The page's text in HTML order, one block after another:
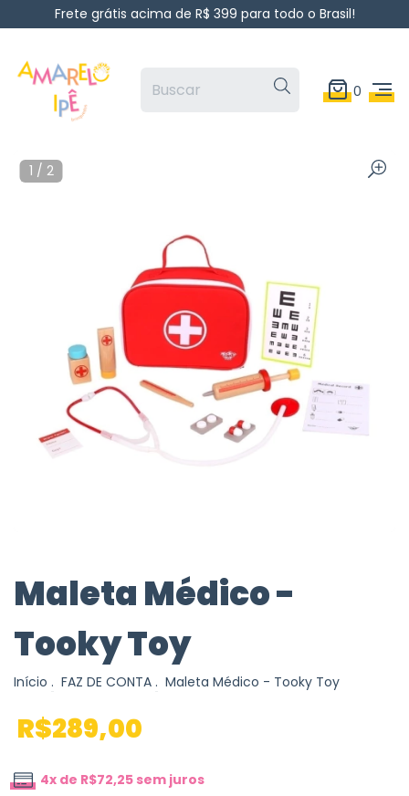
Frete grátis acima de R$ 399 para todo o Brasil!
0
Maleta Médico -
Tooky Toy
Início . FAZ DE CONTA . Maleta Médico - Tooky Toy
R$289,00
4x de R$72,25sem juros
1 / 2